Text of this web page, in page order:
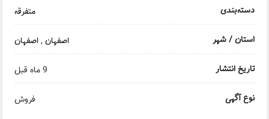
دسته‌بندی متفرقه
استان / شهر اصفهان,اصفهان
تاریخ انتشار 9 ماه قبل
نوع آگهی فروش